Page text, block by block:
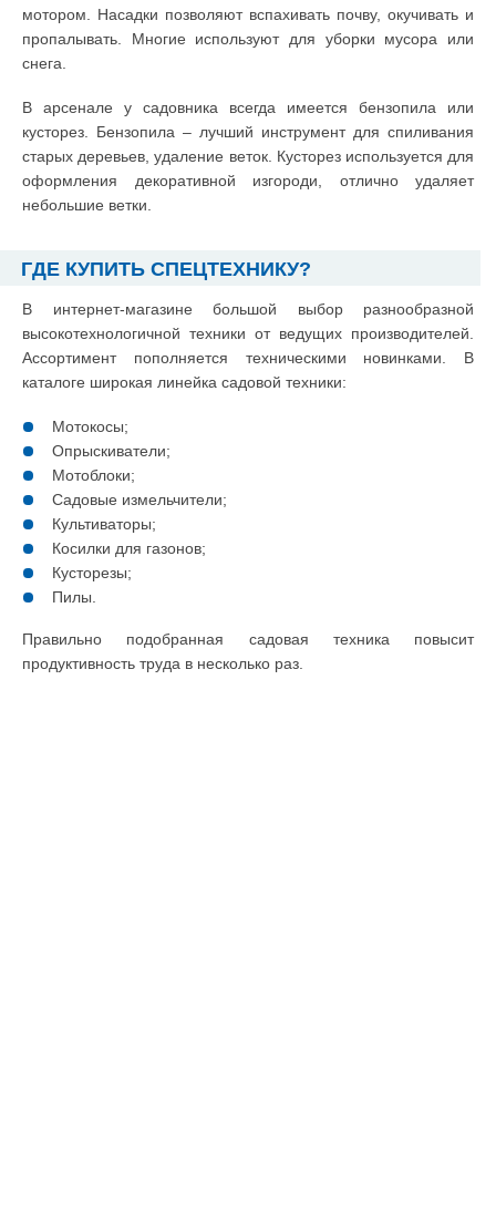
мотором. Насадки позволяют вспахивать почву, окучивать и
пропалывать. Многие используют для уборки мусора или
снега.
В арсенале у садовника всегда имеется бензопила или
кусторез. Бензопила – лучший инструмент для спиливания
старых деревьев, удаление веток. Кусторез используется для
оформления декоративной изгороди, отлично удаляет
небольшие ветки.
ГДЕ КУПИТЬ СПЕЦТЕХНИКУ?
В интернет-магазине большой выбор разнообразной
высокотехнологичной техники от ведущих производителей.
Ассортимент пополняется техническими новинками. В
каталоге широкая линейка садовой техники:
Мотокосы;
Опрыскиватели;
Мотоблоки;
Садовые измельчители;
Культиваторы;
Косилки для газонов;
Кусторезы;
Пилы.
Правильно подобранная садовая техника повысит
продуктивность труда в несколько раз.